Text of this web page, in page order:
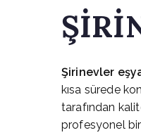
Şirinevler
kısa sürede
tarafından
profesyonel